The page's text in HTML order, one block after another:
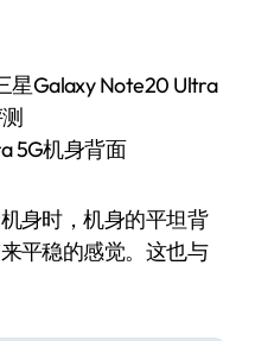
5G机身背面
身时，机身的平坦背
平稳的感觉。这也与